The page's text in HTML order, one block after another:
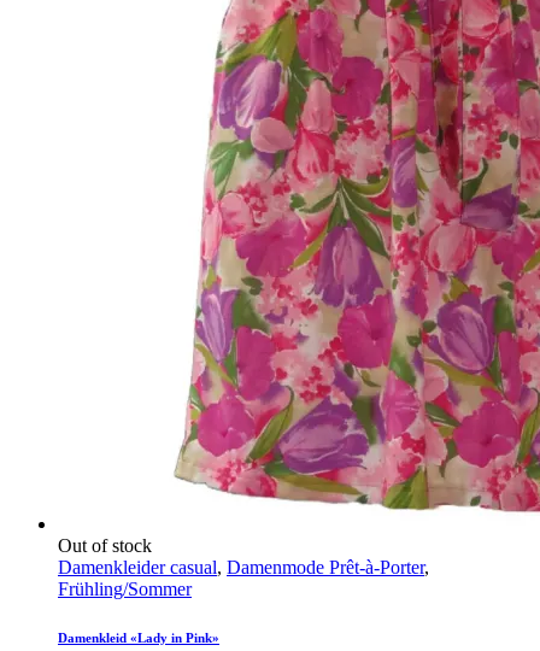
Out of stock
Damenkleider casual, Damenmode Prêt-à-Porter,
Frühling/Sommer
Damenkleid «Lady in Pink»